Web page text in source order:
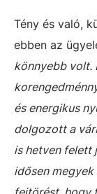
Tény és való,
ebben az
könnyebb volt.
és energikus
dolgozott a
is hetven felett
idősen